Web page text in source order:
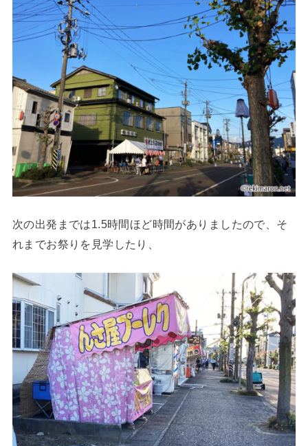
次の出発までは1.5時間ほど時間がありましたので、そ
れまでお祭りを見学したり、